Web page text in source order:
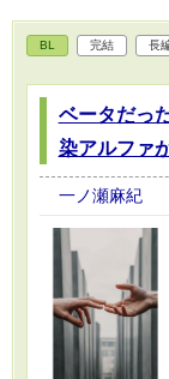
BL 完結 長
ベータだっ
染アルファ
一ノ瀬麻紀